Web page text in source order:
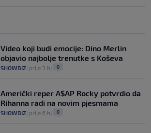
Video koji budi emocije: Dino Merlin
objavio najbolje trenutke s Koševa
SHOWBIZ prije 3 h 0
Američki reper A$AP Rocky potvrdio da
Rihanna radi na novim pjesmama
SHOWBIZ prije 6 h 0